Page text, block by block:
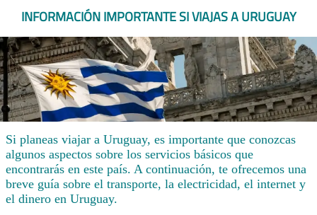
INFORMACIÓN IMPORTANTE SI VIAJAS A URUGUAY
Si planeas viajar a Uruguay, es importante que conozcas
algunos aspectos sobre los servicios básicos que
encontrarás en este país. A continuación, te ofrecemos una
breve guía sobre el transporte, la electricidad, el internet y
el dinero en Uruguay.